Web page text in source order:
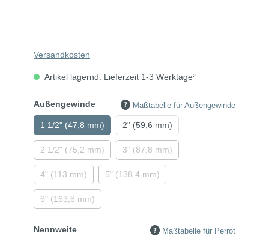
Versandkosten
Artikel lagernd. Lieferzeit 1-3 Werktage²
Außengewinde Maßtabelle für Außengewinde
1 1/2" (47,8 mm) 2" (59,6 mm)
2 1/2" (75,2 mm) 3" (87,8 mm)
4" (113 mm) 5" (138,4 mm)
6" (163,8 mm)
Nennweite Maßtabelle für Perrot